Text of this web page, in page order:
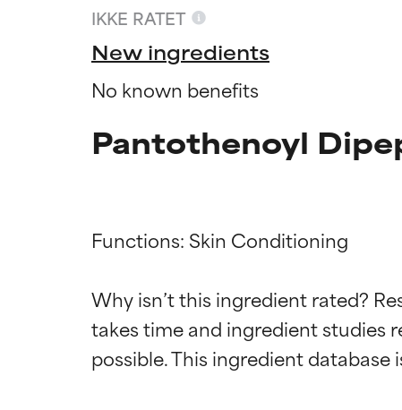
IKKE RATET
New ingredients
No known benefits
Pantothenoyl
Functions: Skin Conditioning
Why isn’t this ingredient rated?
takes time and ingredient studies
Ratings
BEDST
Ratings
BEDST